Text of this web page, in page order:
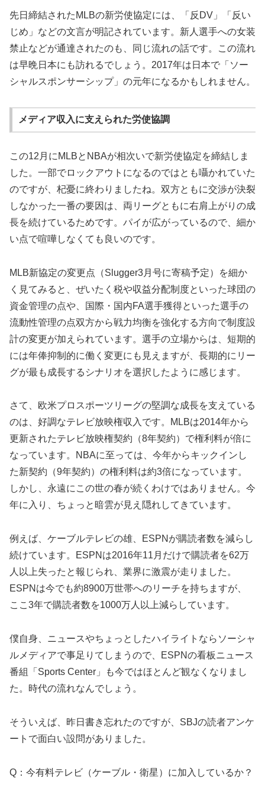
先日締結されたMLBの新労使協定には、「反DV」「反い
じめ」などの文言が明記されています。新人選手への女装
禁止などが通達されたのも、同じ流れの話です。この流れ
は早晩日本にも訪れるでしょう。2017年は日本で「ソー
シャルスポンサーシップ」の元年になるかもしれません。
メディア収入に支えられた労使協調
この12月にMLBとNBAが相次いで新労使協定を締結しま
した。一部でロックアウトになるのではとも囁かれていた
のですが、杞憂に終わりましたね。双方ともに交渉が決裂
しなかった一番の要因は、両リーグともに右肩上がりの成
長を続けているためです。パイが広がっているので、細か
い点で喧嘩しなくても良いのです。
MLB新協定の変更点（Slugger3月号に寄稿予定）を細か
く見てみると、ぜいたく税や収益分配制度といった球団の
資金管理の点や、国際・国内FA選手獲得といった選手の
流動性管理の点双方から戦力均衡を強化する方向で制度設
計の変更が加えられています。選手の立場からは、短期的
には年俸抑制的に働く変更にも見えますが、長期的にリー
グが最も成長するシナリオを選択したように感じます。
さて、欧米プロスポーツリーグの堅調な成長を支えている
のは、好調なテレビ放映権収入です。MLBは2014年から
更新されたテレビ放映権契約（8年契約）で権利料が倍に
なっています。NBAに至っては、今年からキックインし
た新契約（9年契約）の権利料は約3倍になっています。
しかし、永遠にこの世の春が続くわけではありません。今
年に入り、ちょっと暗雲が見え隠れしてきています。
例えば、ケーブルテレビの雄、ESPNが購読者数を減らし
続けています。ESPNは2016年11月だけで購読者を62万
人以上失ったと報じられ、業界に激震が走りました。
ESPNは今でも約8900万世帯へのリーチを持ちますが、
ここ3年で購読者数を1000万人以上減らしています。
僕自身、ニュースやちょっとしたハイライトならソーシャ
ルメディアで事足りてしまうので、ESPNの看板ニュース
番組「Sports Center」も今ではほとんど観なくなりまし
た。時代の流れなんでしょう。
そういえば、昨日書き忘れたのですが、SBJの読者アンケ
ートで面白い設問がありました。
Q：今有料テレビ（ケーブル・衛星）に加入しているか？